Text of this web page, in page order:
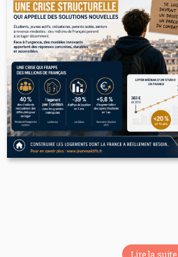
Lire la suite...